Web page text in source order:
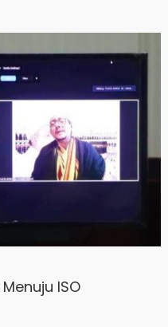
ISO